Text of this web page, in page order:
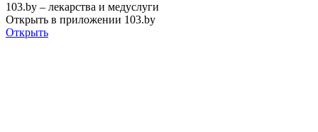
103.by – лекарства и медуслуги
Открыть в приложении 103.by
Открыть